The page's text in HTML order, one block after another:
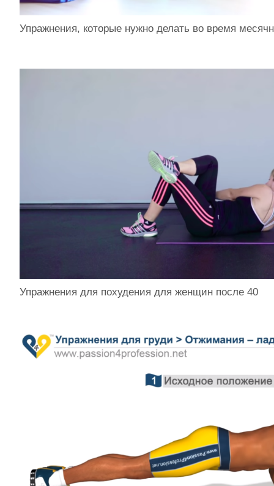
Упражнения, которые нужно делать во время
Упражнения для похудения для женщин после 40